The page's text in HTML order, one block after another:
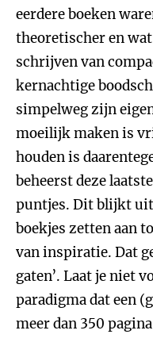
eerdere boeken
theoretischer en
schrijven van
kernachtige
simpelweg zijn
moeilijk maken is
houden is
beheerst deze
puntjes. Dit blijkt
boekjes zetten aan
van inspiratie. Dat
gaten’. Laat je niet
paradigma dat een
meer dan 350